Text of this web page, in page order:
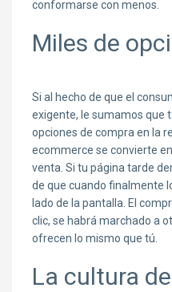
conformarse con menos.
Miles de
Si al hecho de que el
exigente, le sumamos que
opciones de compra en la
ecommerce se convierte
venta. Si tu página tarde
de que cuando finalmente
lado de la pantalla. El
clic, se habrá marchado a
ofrecen lo mismo que tú.
La cultura